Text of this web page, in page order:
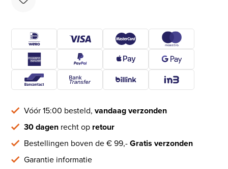
Vóór 15:00 besteld,vandaag verzonden
30 dagen recht op retour
Bestellingen boven de € 99,-Gratis verzonden
Garantie informatie